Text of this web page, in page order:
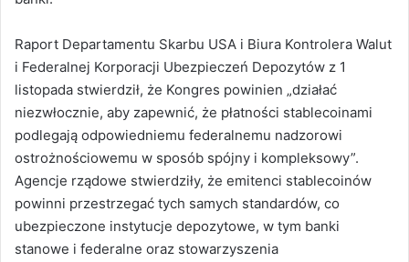
Raport Departamentu Skarbu USA i Biura Kontrolera Walut
i Federalnej Korporacji Ubezpieczeń Depozytów z 1
listopada stwierdził, że Kongres powinien „działać
niezwłocznie, aby zapewnić, że płatności stablecoinami
podlegają odpowiedniemu federalnemu nadzorowi
ostrożnościowemu w sposób spójny i kompleksowy”.
Agencje rządowe stwierdziły, że emitenci stablecoinów
powinni przestrzegać tych samych standardów, co
ubezpieczone instytucje depozytowe, w tym banki
stanowe i federalne oraz stowarzyszenia